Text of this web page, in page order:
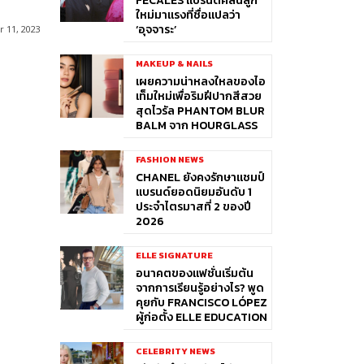
11, 2023
ใหม่มาแรงที่ชื่อแปลว่า
‘อุจจาระ’
MAKEUP & NAILS
เผยความน่าหลงใหลของไอ
เท็มใหม่เพื่อริมฝีปากสีสวย
สุดไวรัล PHANTOM BLUR
BALM จาก HOURGLASS
FASHION NEWS
CHANEL ยังคงรักษาแชมป์
แบรนด์ยอดนิยมอันดับ 1
ประจำไตรมาสที่ 2 ของปี
2026
ELLE SIGNATURE
อนาคตของแฟชั่นเริ่มต้น
จากการเรียนรู้อย่างไร? พูด
คุยกับ FRANCISCO LÓPEZ
ผู้ก่อตั้ง ELLE EDUCATION
CELEBRITY NEWS